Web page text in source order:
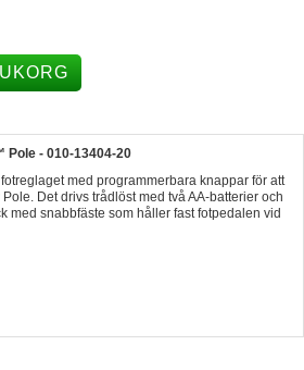
- 010-13404-20
med programmerbara knappar för att
Det drivs trådlöst med två AA-batterier och
med snabbfäste som håller fast fotpedalen vid